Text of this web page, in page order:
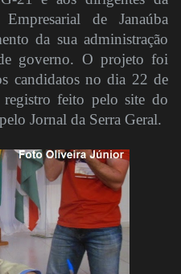
de Janaúba
da sua administração
governo. O projeto foi
candidatos no dia 22 de
feito pelo site do
Jornal da Serra Geral.